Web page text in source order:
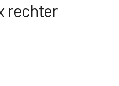
rechter